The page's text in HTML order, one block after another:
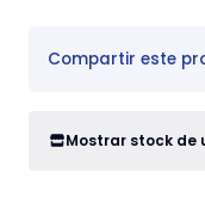
Compartir este
Mostrar stock de